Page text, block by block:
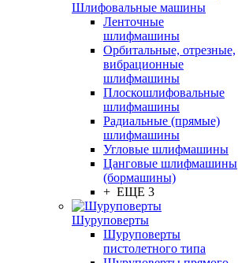
Шлифовальные машины
Ленточные
шлифмашины
Орбитальные, отрезные,
вибрационные
шлифмашины
Плоскошлифовальные
шлифмашины
Радиальные (прямые)
шлифмашины
Угловые шлифмашины
Цанговые шлифмашины
(бормашины)
+ ЕЩЕ 3
Шуруповерты
Шуруповерты
пистолетного типа